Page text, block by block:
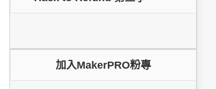
加入MakerPRO粉專